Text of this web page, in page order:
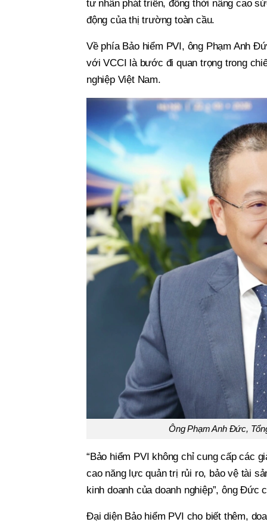
tư nhân phát triển, đồng thời nâng cao
động của thị trường toàn cầu.
Về phía Bảo hiểm PVI, ông Phạm Anh
với VCCI là bước đi quan trọng trong
nghiệp Việt Nam.
Ông Phạm Anh Đức,
“Bảo hiểm PVI không chỉ cung cấp các
cao năng lực quản trị rủi ro, bảo vệ tài
kinh doanh của doanh nghiệp”, ông Đức
Đại diện Bảo hiểm PVI cho biết thêm,